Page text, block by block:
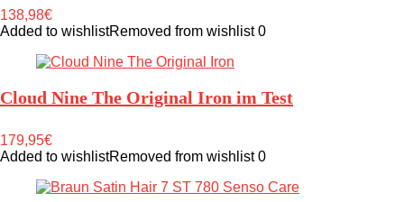
138,98€
Added to wishlistRemoved from wishlist 0
Cloud Nine The Original Iron im Test
179,95€
Added to wishlistRemoved from wishlist 0